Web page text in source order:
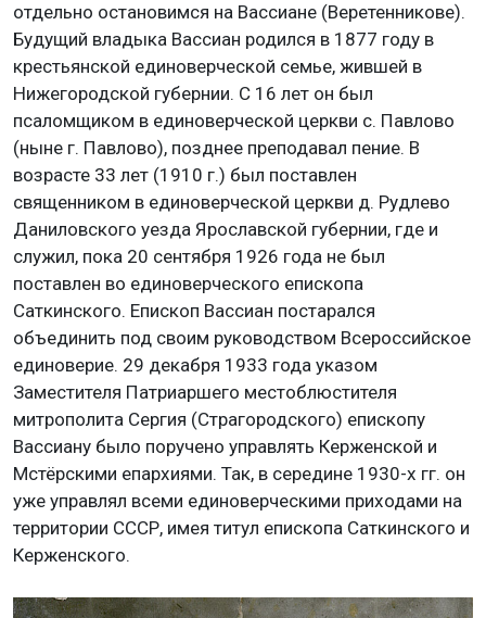
отдельно остановимся на Вассиане (Веретенникове).
Будущий владыка Вассиан родился в 1877 году в
крестьянской единоверческой семье, жившей в
Нижегородской губернии. С 16 лет он был
псаломщиком в единоверческой церкви с. Павлово
(ныне г. Павлово), позднее преподавал пение. В
возрасте 33 лет (1910 г.) был поставлен
священником в единоверческой церкви д. Рудлево
Даниловского уезда Ярославской губернии, где и
служил, пока 20 сентября 1926 года не был
поставлен во единоверческого епископа
Саткинского. Епископ Вассиан постарался
объединить под своим руководством Всероссийское
единоверие. 29 декабря 1933 года указом
Заместителя Патриаршего местоблюстителя
митрополита Сергия (Страгородского) епископу
Вассиану было поручено управлять Керженской и
Мстёрскими епархиями. Так, в середине 1930-х гг. он
уже управлял всеми единоверческими приходами на
территории СССР, имея титул епископа Саткинского и
Керженского.